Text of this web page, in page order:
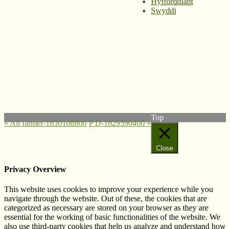
«Ali farmer-1630108800 P D-1629590400»
Swyddi
Top
Close
Privacy Overview
This website uses cookies to improve your experience while you
navigate through the website. Out of these, the cookies that are
categorized as necessary are stored on your browser as they are
essential for the working of basic functionalities of the website. We
also use third-party cookies that help us analyze and understand how